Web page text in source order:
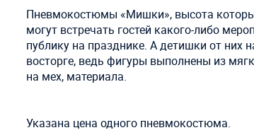
Пневмокостюмы «Мишки», высота
могут встречать гостей какого-либо
публику на празднике. А детишки от них
восторге, ведь фигуры выполнены из
на мех, материала.
Указана цена одного пневмокостюма.